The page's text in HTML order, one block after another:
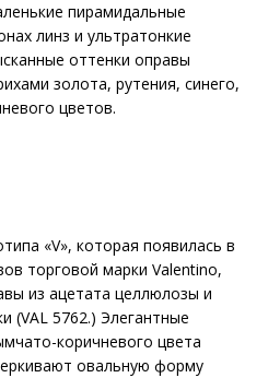
пирамидальные
линз и ультратонкие
оттенки оправы
золота, рутения, синего,
цветов.
«V», которая появилась в
торговой марки Valentino,
из ацетата целлюлозы и
(VAL 5762.) Элегантные
коричневого цвета
овальную форму